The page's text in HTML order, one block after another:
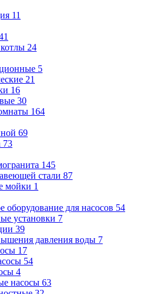
11
24
5
21
16
30
164
69
73
145
стали 87
мойки 1
оборудование для насосов 54
установки 7
39
давления воды 7
17
54
4
насосы 63